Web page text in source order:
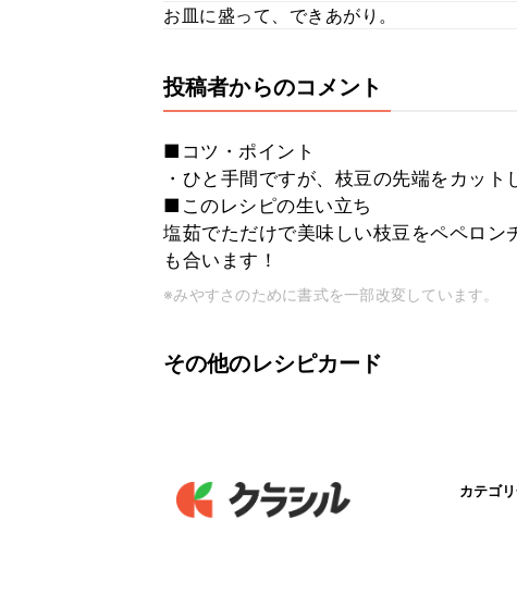
お皿に盛って、できあがり。
投稿者からのコメント
■コツ・ポイント
・ひと手間ですが、枝豆の先端をカット
■このレシピの生い立ち
塩茹でただけで美味しい枝豆をペペロ
も合います！
※みやすさのために書式を一部改変しています。
その他のレシピカード
カテゴ